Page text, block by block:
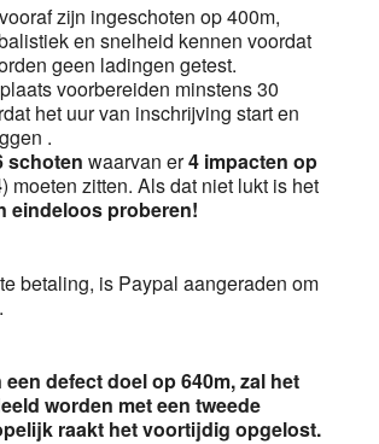
zijn ingeschoten op 400m,
en snelheid kennen voordat
geen ladingen getest.
voorbereiden minstens 30
het uur van inschrijving start en
.
schoten waarvan er4 impacten op
) moeten zitten. Als dat niet lukt is het
eindeloos proberen!
betaling, is Paypal aangeraden om
een defect doel op 640m, zal het
worden met een tweede
raakt het voortijdig opgelost.